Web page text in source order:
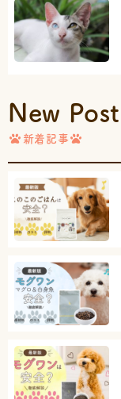
New Post
新着記事